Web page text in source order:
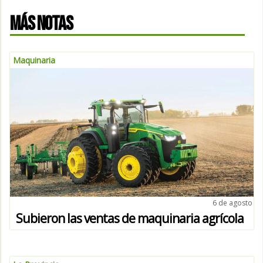
MÁS NOTAS
Maquinaria
6 de agosto
Subieron las ventas de maquinaria agrícola